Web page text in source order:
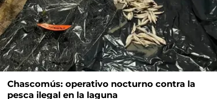
Chascomús: operativo nocturno contra la
pesca ilegal en la laguna